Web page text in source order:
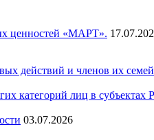
ценностей «МАРТ».
действий и членов их
категорий лиц в субъектах
03.07.2026